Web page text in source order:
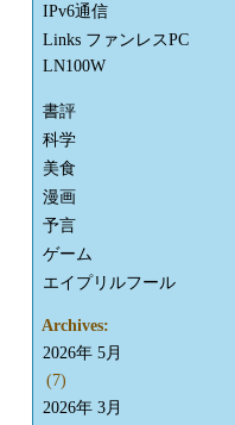
IPv6通信
Links ファンレスPC
LN100W
書評
科学
美食
漫画
予言
ゲーム
エイプリルフール
Archives:
2026年 5月
(7)
2026年 3月